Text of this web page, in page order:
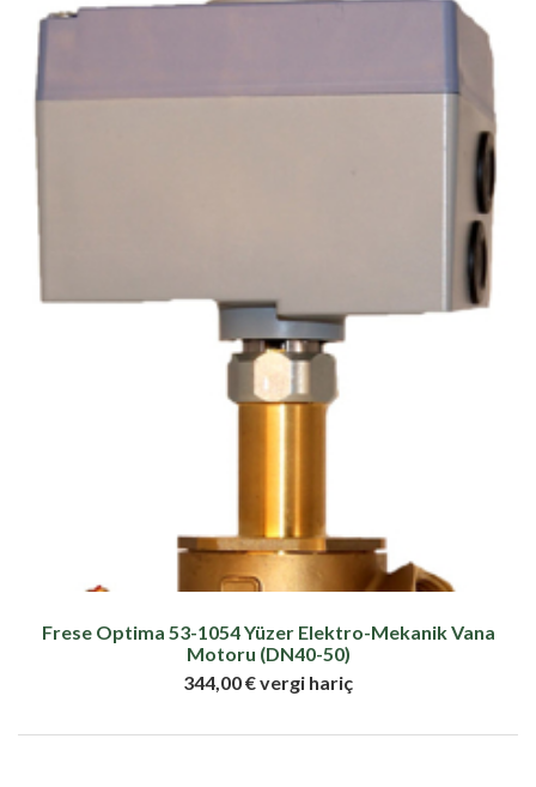
Frese Optima 53-1054 Yüzer Elektro-Mekanik Vana
Motoru (DN40-50)
344,00 € vergi hariç